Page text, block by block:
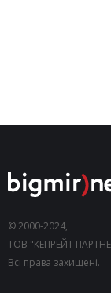
© 2000-2024,
ТОВ "КЕПРЕЙТ
Всі права захищені.